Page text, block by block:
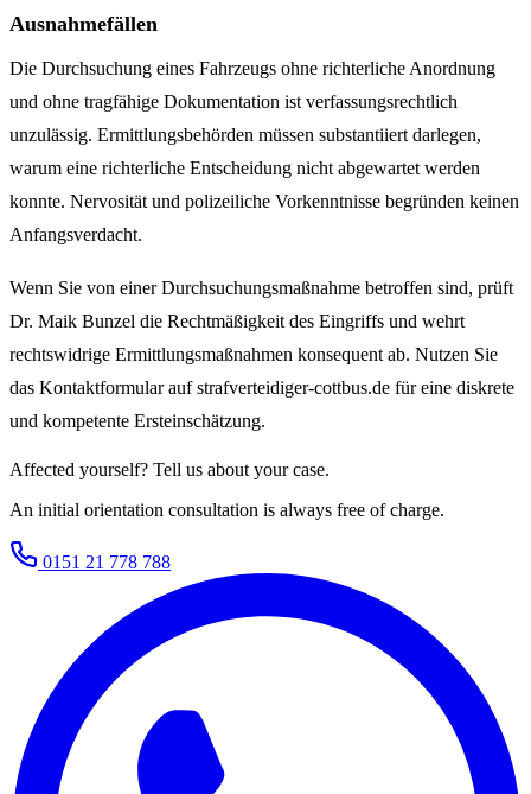
Ausnahmefällen
Die Durchsuchung eines Fahrzeugs ohne richterliche Anordnung
und ohne tragfähige Dokumentation ist verfassungsrechtlich
unzulässig. Ermittlungsbehörden müssen substantiiert darlegen,
warum eine richterliche Entscheidung nicht abgewartet werden
konnte. Nervosität und polizeiliche Vorkenntnisse begründen keinen
Anfangsverdacht.
Wenn Sie von einer Durchsuchungsmaßnahme betroffen sind, prüft
Dr. Maik Bunzel die Rechtmäßigkeit des Eingriffs und wehrt
rechtswidrige Ermittlungsmaßnahmen konsequent ab. Nutzen Sie
das Kontaktformular auf strafverteidiger-cottbus.de für eine diskrete
und kompetente Ersteinschätzung.
Affected yourself? Tell us about your case.
An initial orientation consultation is always free of charge.
0151 21 778 788